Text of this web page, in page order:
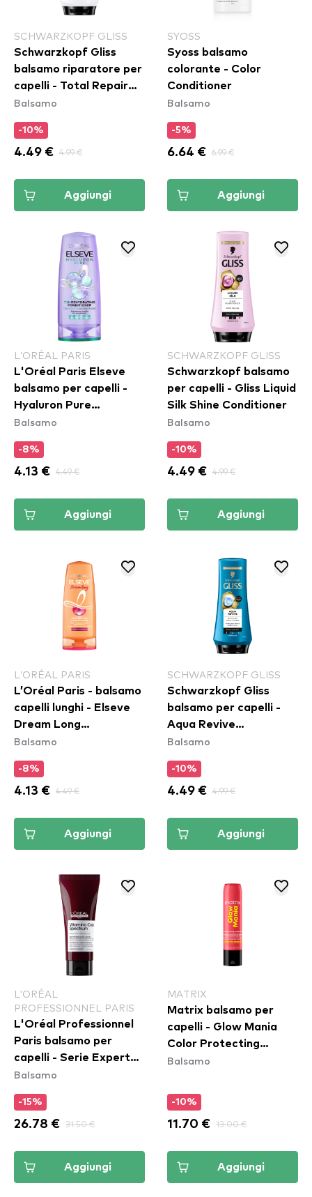
SCHWARZKOPF GLISS
Schwarzkopf Gliss
balsamo riparatore per
capelli - Total Repair
Conditioner
Balsamo
-10%
4.49 € 4.99 €
Aggiungi
SYOSS
Syoss balsamo
colorante - Color
Conditioner
Balsamo
-5%
6.64 € 6.99 €
Aggiungi
L’ORÉAL PARIS
L'Oréal Paris Elseve
balsamo per capelli -
Hyaluron Pure
Conditioner
Balsamo
-8%
4.13 € 4.49 €
Aggiungi
SCHWARZKOPF GLISS
Schwarzkopf balsamo
per capelli - Gliss Liquid
Silk Shine Conditioner
Balsamo
-10%
4.49 € 4.99 €
Aggiungi
L’ORÉAL PARIS
L’Oréal Paris - balsamo
capelli lunghi - Elseve
Dream Long
Conditioner
Balsamo
-8%
4.13 € 4.49 €
Aggiungi
SCHWARZKOPF GLISS
Schwarzkopf Gliss
balsamo per capelli -
Aqua Revive
Conditioner
Balsamo
-10%
4.49 € 4.99 €
Aggiungi
L'ORÉAL
PROFESSIONNEL PARIS
L'Oréal Professionnel
Paris balsamo per
capelli - Serie Expert
Vitamino Color
Balsamo
-15%
26.78 € 31.50 €
Aggiungi
MATRIX
Matrix balsamo per
capelli - Glow Mania
Color Protecting
Conditioner
Balsamo
-10%
11.70 € 13.00 €
Aggiungi